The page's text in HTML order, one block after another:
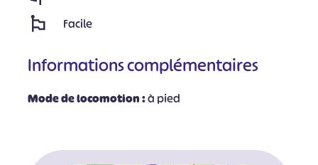
Facile
Informations complémentaires
Mode de locomotion :à pied